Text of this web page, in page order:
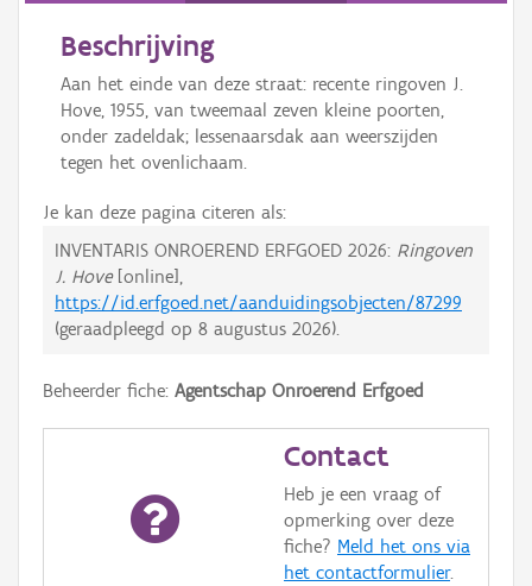
Beschrijving
Aan het einde van deze straat: recente ringoven J.
Hove, 1955, van tweemaal zeven kleine poorten,
onder zadeldak; lessenaarsdak aan weerszijden
tegen het ovenlichaam.
Je kan deze pagina citeren als:
INVENTARIS ONROEREND ERFGOED 2026: Ringoven
J. Hove[online],
https://id.erfgoed.net/aanduidingsobjecten/87299
(geraadpleegd op 8 augustus 2026).
Beheerder fiche: Agentschap Onroerend Erfgoed
Contact
Heb je een vraag of
opmerking over deze
fiche? Meld het ons via
het contactformulier.